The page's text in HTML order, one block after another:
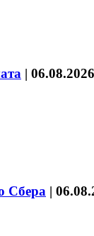
| 06.08.2026
Сбера |